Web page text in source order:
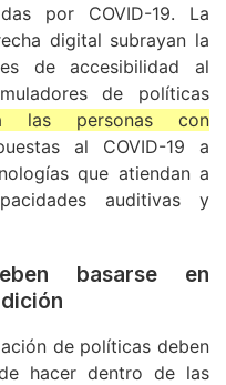
por COVID-19. La
digital subrayan la
de accesibilidad al
de políticas
las personas con
al COVID-19 a
que atiendan a
auditivas y
basarse en
de políticas deben
hacer dentro de las